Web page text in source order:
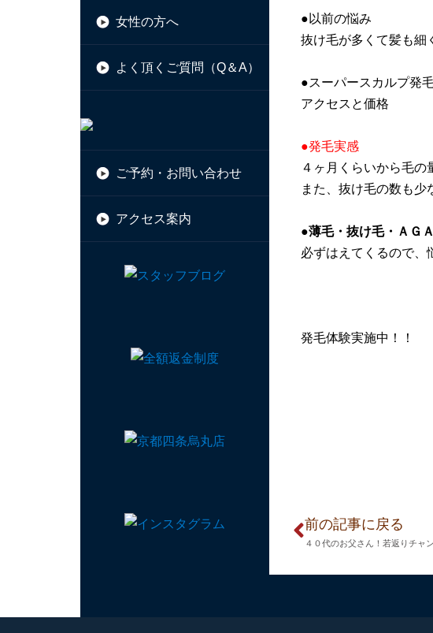
女性の方へ
よく頂くご質問（Q＆A）
ご予約・お問い合わせ
アクセス案内
●以前の悩み
抜け毛が多くて髪も細
●スーパースカルプ発
アクセスと価格
●発毛実感
４ヶ月くらいから毛の
また、抜け毛の数も
●薄毛・抜け毛・ＡＧ
必ずはえてくるので、
発毛体験実施中！！
前の記事に戻る
４０代のお父さん！若返りチャン